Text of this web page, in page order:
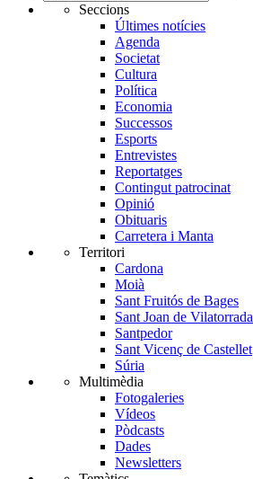
Seccions
Últimes notícies
Agenda
Societat
Cultura
Política
Economia
Successos
Esports
Entrevistes
Reportatges
Contingut patrocinat
Opinió
Obituaris
Carretera i Manta
Territori
Cardona
Moià
Sant Fruitós de Bages
Sant Joan de Vilatorrada
Santpedor
Sant Vicenç de Castellet
Súria
Multimèdia
Fotogaleries
Vídeos
Pòdcasts
Dades
Newsletters